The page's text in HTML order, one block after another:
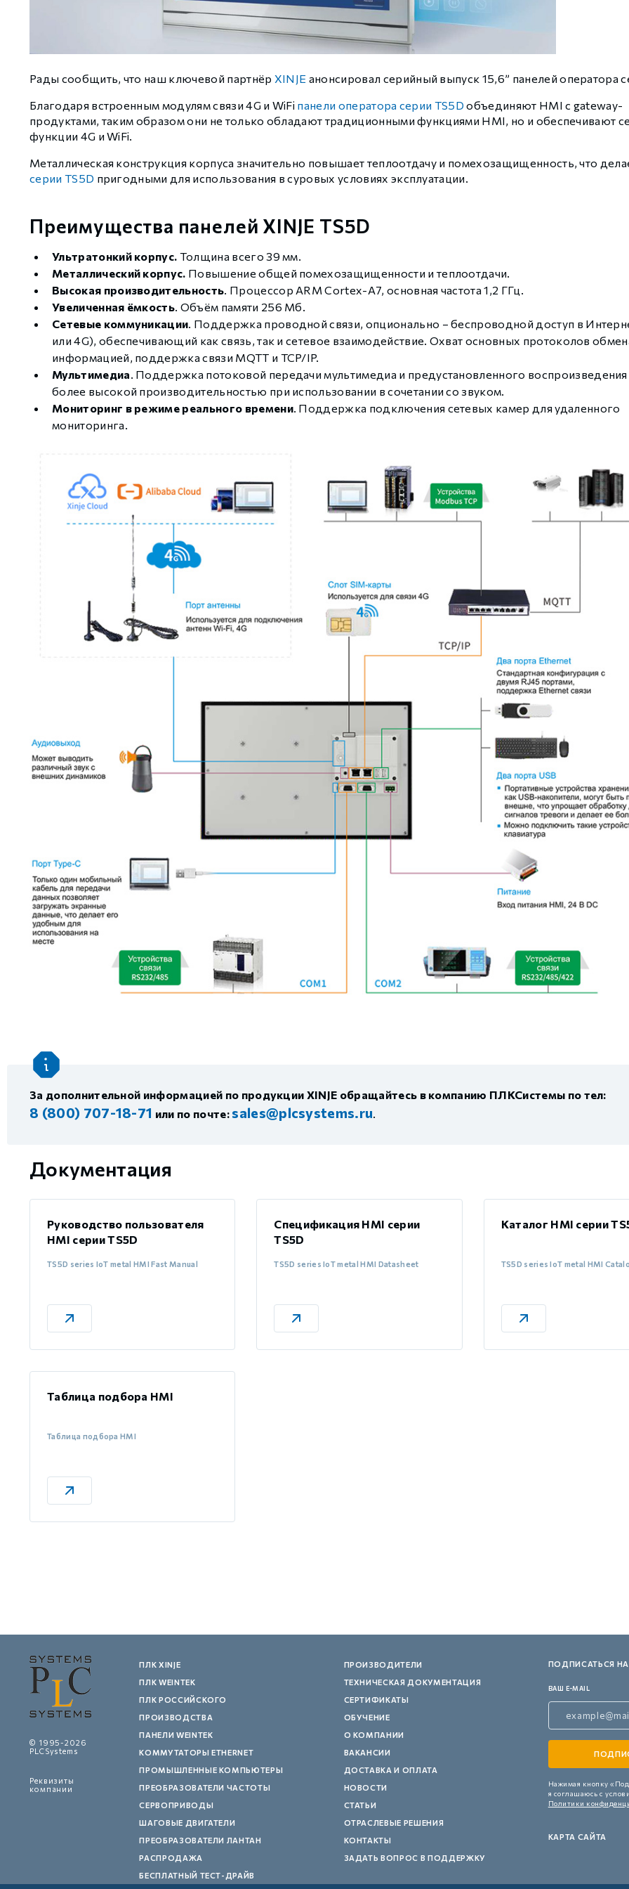
Рады сообщить, что наш ключевой партнёр XINJE анонсировал серийный выпуск 15,6” панелей оператора
Благодаря встроенным модулям связи 4G и WiFi панели оператора серии TS5D объединяют HMI с gateway-
продуктами, таким образом они не только обладают традиционными функциями HMI, но и обеспечивают
функции 4G и WiFi.
Металлическая конструкция корпуса значительно повышает теплоотдачу и помехозащищенность, что
серии TS5D пригодными для использования в суровых условиях эксплуатации.
Преимущества панелей XINJE TS5D
Ультратонкий корпус. Толщина всего 39 мм.
Металлический корпус. Повышение общей помехозащищенности и теплоотдачи.
Высокая производительность . Процессор ARM Cortex-A7, основная частота 1,2 ГГц.
Увеличенная ёмкость . Объём памяти 256 Мб.
Сетевые коммуникации . Поддержка проводной связи, опционально – беспроводной доступ в
или 4G), обеспечивающий как связь, так и сетевое взаимодействие. Охват основных протоколов
информацией, поддержка связи MQTT и TCP/IP.
Мультимедиа . Поддержка потоковой передачи мультимедиа и предустановленного
более высокой производительностью при использовании в сочетании со звуком.
Мониторинг в режиме реального времени. Поддержка подключения сетевых камер для удаленного
мониторинга.
За дополнительной информацией по продукции XINJE обращайтесь в компанию ПЛКСистемы по тел:
8 (800) 707-18-71 или по почте: sales@plcsystems.ru.
Документация
Руководство пользователя
HMI серии TS5D
TS5D series IoT metal HMI Fast Manual
Спецификация HMI серии
TS5D
TS5D series IoT metal HMI Datasheet
Каталог HMI серии
TS5D series IoT metal HMI
Таблица подбора HMI
Таблица подбора HMI
© 1995-2026
PLCSystems
Реквизиты
компании
ПЛК XINJE
ПЛК WEINTEK
ПЛК РОССИЙСКОГО
ПРОИЗВОДСТВА
ПАНЕЛИ WEINTEK
КОММУТАТОРЫ ETHERNET
ПРОМЫШЛЕННЫЕ КОМПЬЮТЕРЫ
ПРЕОБРАЗОВАТЕЛИ ЧАСТОТЫ
СЕРВОПРИВОДЫ
ШАГОВЫЕ ДВИГАТЕЛИ
ПРЕОБРАЗОВАТЕЛИ ЛАНТАН
РАСПРОДАЖА
БЕСПЛАТНЫЙ ТЕСТ-ДРАЙВ
ПРОИЗВОДИТЕЛИ
ТЕХНИЧЕСКАЯ ДОКУМЕНТАЦИЯ
СЕРТИФИКАТЫ
ОБУЧЕНИЕ
О КОМПАНИИ
ВАКАНСИИ
ДОСТАВКА И ОПЛАТА
НОВОСТИ
СТАТЬИ
ОТРАСЛЕВЫЕ РЕШЕНИЯ
КОНТАКТЫ
ЗАДАТЬ ВОПРОС В ПОДДЕРЖКУ
ПОДПИСАТЬСЯ
ВАШ E-MAIL
Нажимая кнопку
я соглашаюсь с
Политики
КАРТА САЙТА